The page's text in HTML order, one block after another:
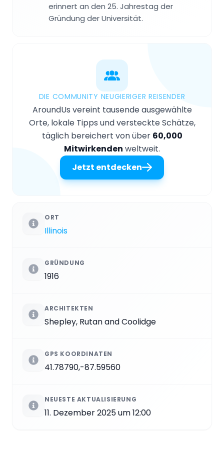
erinnert an den 25. Jahrestag der
Gründung der Universität.
DIE COMMUNITY NEUGIERIGER REISENDER
AroundUs vereint tausende ausgewählte
Orte, lokale Tipps und versteckte Schätze,
täglich bereichert von über 60,000
Mitwirkenden weltweit.
Jetzt entdecken
ORT
Illinois
GRÜNDUNG
1916
ARCHITEKTEN
Shepley, Rutan and Coolidge
GPS KOORDINATEN
41.78790,-87.59560
NEUESTE AKTUALISIERUNG
11. Dezember 2025 um 12:00